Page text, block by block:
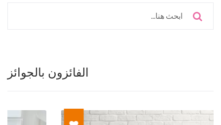
الفائزون بالجوائز